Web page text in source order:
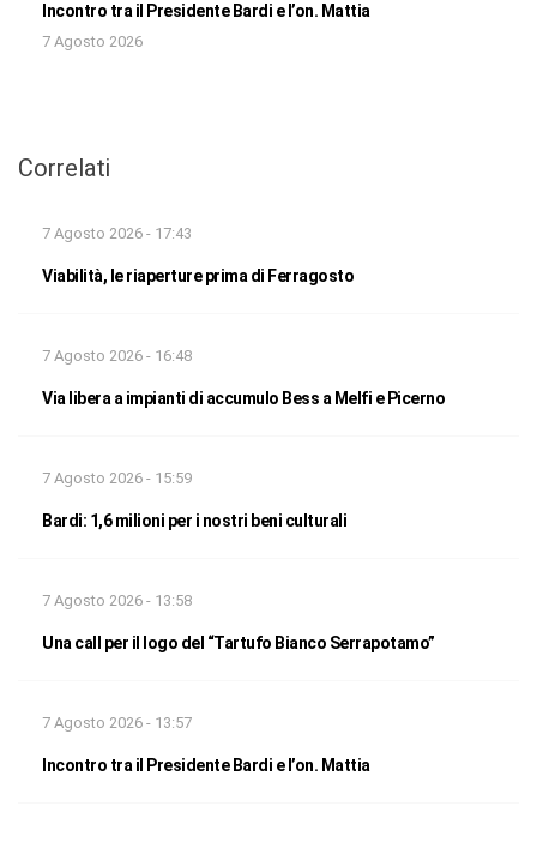
Incontro tra il Presidente Bardi e l’on. Mattia
7 Agosto 2026
Correlati
7 Agosto 2026 - 17:43
Viabilità, le riaperture prima di Ferragosto
7 Agosto 2026 - 16:48
Via libera a impianti di accumulo Bess a Melfi e Picerno
7 Agosto 2026 - 15:59
Bardi: 1,6 milioni per i nostri beni culturali
7 Agosto 2026 - 13:58
Una call per il logo del “Tartufo Bianco Serrapotamo”
7 Agosto 2026 - 13:57
Incontro tra il Presidente Bardi e l’on. Mattia